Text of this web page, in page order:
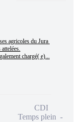
agricoles du Jura
chargé( e)...
CDI
Temps plein